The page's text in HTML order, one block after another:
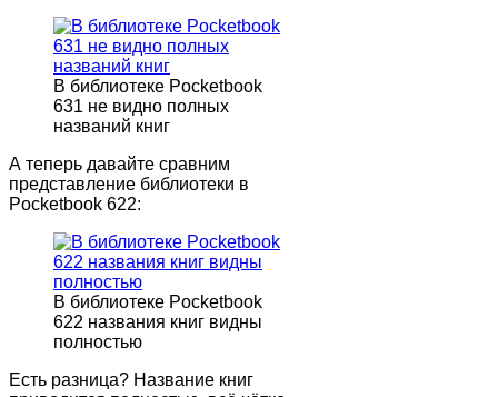
В библиотеке Pocketbook
631 не видно полных
названий книг
А теперь давайте сравним
представление библиотеки в
Pocketbook 622:
В библиотеке Pocketbook
622 названия книг видны
полностью
Есть разница? Название книг